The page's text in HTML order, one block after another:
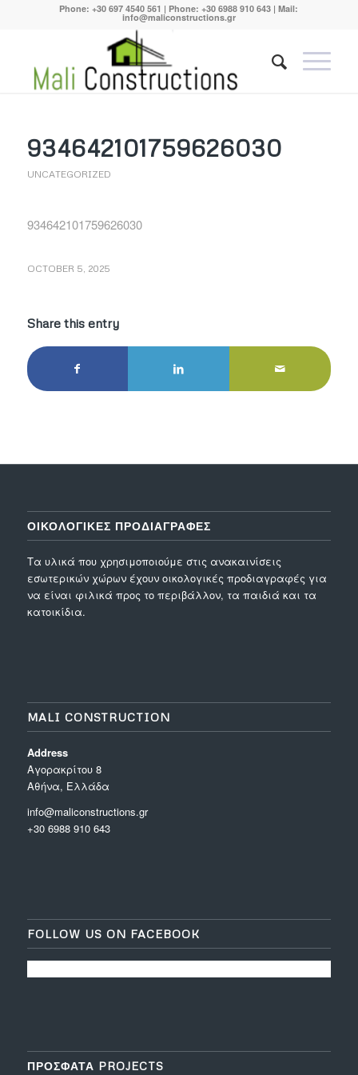
Phone:+30 697 4540 561 | Phone:+30 6988 910 643 | Mail:
info@maliconstructions.gr
934642101759626030
UNCATEGORIZED
934642101759626030
OCTOBER 5, 2025
Share this entry
ΟΙΚΟΛΟΓΙΚΕΣ ΠΡΟΔΙΑΓΡΑΦΕΣ
Τα υλικά που χρησιμοποιούμε στις ανακαινίσεις
εσωτερικών χώρων έχουν οικολογικές προδιαγραφές για
να είναι φιλικά προς το περιβάλλον, τα παιδιά και τα
κατοικίδια.
MALI CONSTRUCTION
Address
Aγορακρίτου 8
Αθήνα, Ελλάδα
info@maliconstructions.gr
+30 6988 910 643
FOLLOW US ON FACEBOOK
ΠΡΟΣΦΑΤΑ PROJECTS